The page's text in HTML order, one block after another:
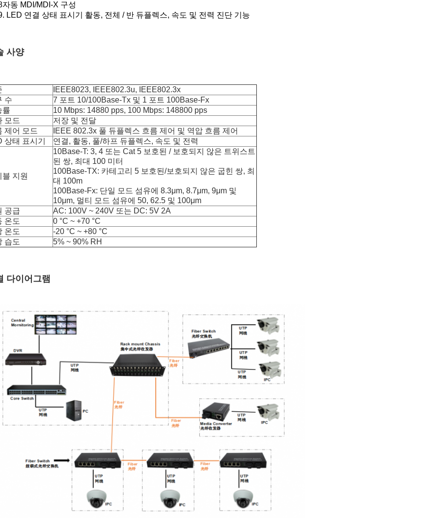
자동 MDI/MDI-X 구성
LED 연결 상태 표시기 활동, 전체 / 반 듀플렉스, 속도 및 전력 진단 기능
사양
IEEE8023, IEEE802.3u, IEEE802.3x
수
7 포트 10/100Base-Tx 및 1 포트 100Base-Fx
률
10 Mbps: 14880 pps, 100 Mbps: 148800 pps
모드
저장 및 전달
제어 모드
IEEE 802.3x 풀 듀플렉스 흐름 제어 및 역압 흐름 제어
상태 표시기
연결, 활동, 풀/하프 듀플렉스, 속도 및 전력
블 지원
10Base-T: 3, 4 또는 Cat 5 보호된 / 보호되지 않은 트위스트
된 쌍, 최대 100 미터
100Base-TX: 카테고리 5 보호된/보호되지 않은 굽힌 쌍, 최
대 100m
100Base-Fx: 단일 모드 섬유에 8.3μm, 8.7μm, 9μm 및
10μm, 멀티 모드 섬유에 50, 62.5 및 100μm
공급
AC: 100V ~ 240V 또는 DC: 5V 2A
온도
0 °C ~ +70 °C
온도
-20 °C ~ +80 °C
습도
5% ~ 90% RH
다이어그램